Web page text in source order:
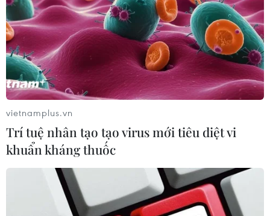
Từ đêm 12/6, rãnh áp thấp gây mưa lớn
diện rộng ở phía Bắc
12/06/2017 10:36
Theo Trung tâm Dự báo Khí tượng Thủy văn Trung ương,
rãnh áp thấp có trục qua Bắc Bộ đang có xu hướng hoạt
động mạnh dần lên, từ đêm 12-15/6, ở Bắc Bộ và Thanh
Hóa có mưa, mưa vừa, vùng núi mưa to.
vietnamplus.vn
Trí tuệ nhân tạo tạo virus mới tiêu diệt vi
khuẩn kháng thuốc